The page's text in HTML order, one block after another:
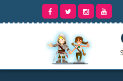
contenu